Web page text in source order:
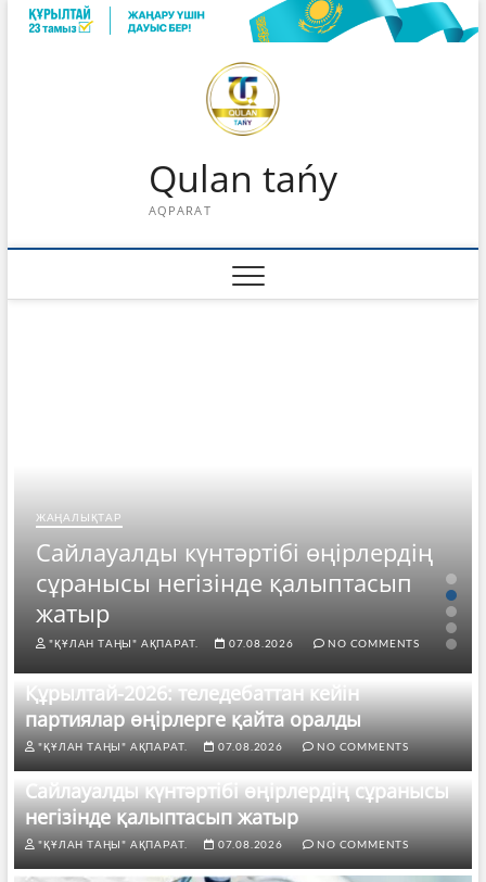
Skip
Qulan tańy
AQPARAT
ЖАҢАЛЫҚТАР
Сайлауалды күнтәртібі өңірлердің
сұранысы негізінде қалыптасып
жатыр
"ҚҰЛАН ТАҢЫ" АҚПАРАТ. 07.08.2026 NO COMMENTS
Құрылтай-2026: теледебаттан кейін
партиялар өңірлерге қайта оралды
"ҚҰЛАН ТАҢЫ" АҚПАРАТ. 07.08.2026 NO COMMENTS
Сайлауалды күнтәртібі өңірлердің сұранысы
негізінде қалыптасып жатыр
"ҚҰЛАН ТАҢЫ" АҚПАРАТ. 07.08.2026 NO COMMENTS